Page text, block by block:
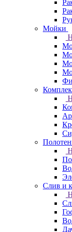
Мойки
Слив и